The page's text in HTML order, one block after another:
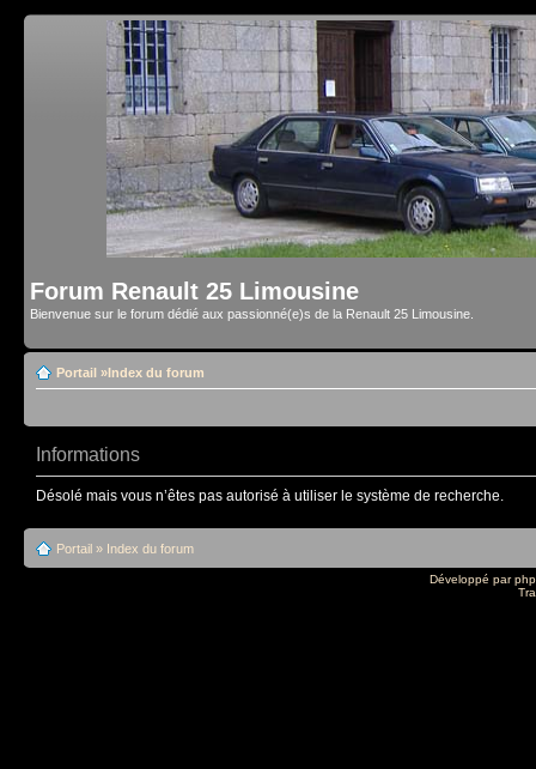
Forum Renault 25 Limousine
Bienvenue sur le forum dédié aux passionné(e)s de la Renault 25 Limousine.
Portail »Index du forum
Informations
Désolé mais vous n’êtes pas autorisé à utiliser le système de recherche.
Portail » Index du forum
Développé par